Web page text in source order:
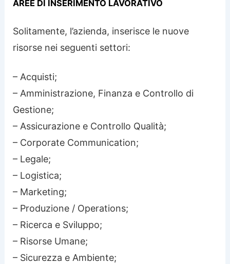
AREE DI INSERIMENTO LAVORATIVO
Solitamente, l’azienda, inserisce le nuove
risorse nei seguenti settori:
– Acquisti;
– Amministrazione, Finanza e Controllo di
Gestione;
– Assicurazione e Controllo Qualità;
– Corporate Communication;
– Legale;
– Logistica;
– Marketing;
– Produzione / Operations;
– Ricerca e Sviluppo;
– Risorse Umane;
– Sicurezza e Ambiente;